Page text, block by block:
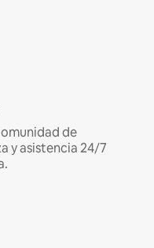
de
y asistencia 24/7